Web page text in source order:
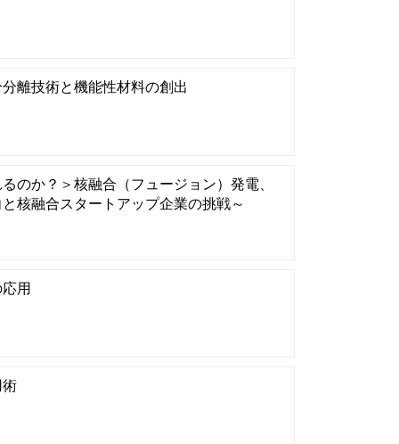
離技術と機能性材料の創出
のか？＞核融合（フュージョン）発電、
核融合スタートアップ企業の挑戦～
用